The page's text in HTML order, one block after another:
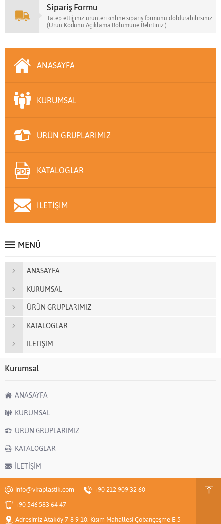
Sipariş Formu
Talep ettiğiniz ürünleri online sipariş formunu doldurabilirsiniz.
(Ürün Kodunu Açıklama Bölümüne Belirtiniz.)
ANASAYFA
KURUMSAL
ÜRÜN GRUPLARIMIZ
KATALOGLAR
İLETİŞİM
MENÜ
ANASAYFA
KURUMSAL
ÜRÜN GRUPLARIMIZ
KATALOGLAR
İLETİŞİM
Kurumsal
ANASAYFA
KURUMSAL
ÜRÜN GRUPLARIMIZ
KATALOGLAR
İLETİŞİM
info@viraplastik.com
+90 212 909 32 60
+90 546 583 64 47
Adresimiz Ataköy 7-8-9-10. Kısım Mahallesi Çobançeşme E-5